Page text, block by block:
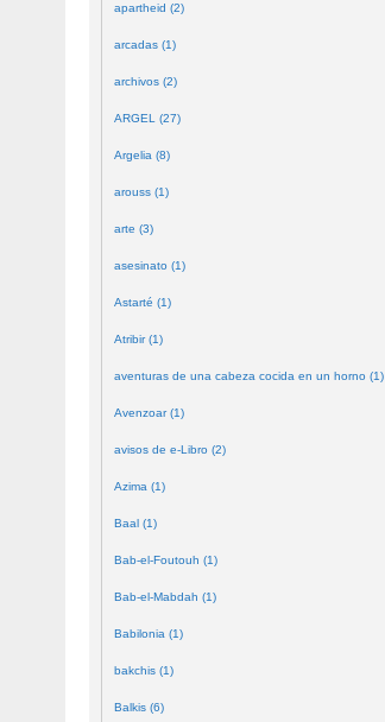
apartheid (2)
arcadas (1)
archivos (2)
ARGEL (27)
Argelia (8)
arouss (1)
arte (3)
asesinato (1)
Astarté (1)
Atribir (1)
aventuras de una cabeza cocida en un horno (1)
Avenzoar (1)
avisos de e-Libro (2)
Azima (1)
Baal (1)
Bab-el-Foutouh (1)
Bab-el-Mabdah (1)
Babilonia (1)
bakchis (1)
Balkis (6)